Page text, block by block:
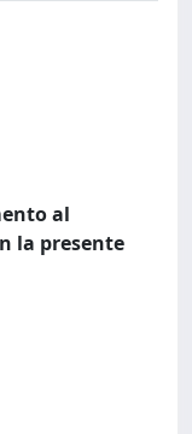
al
la presente